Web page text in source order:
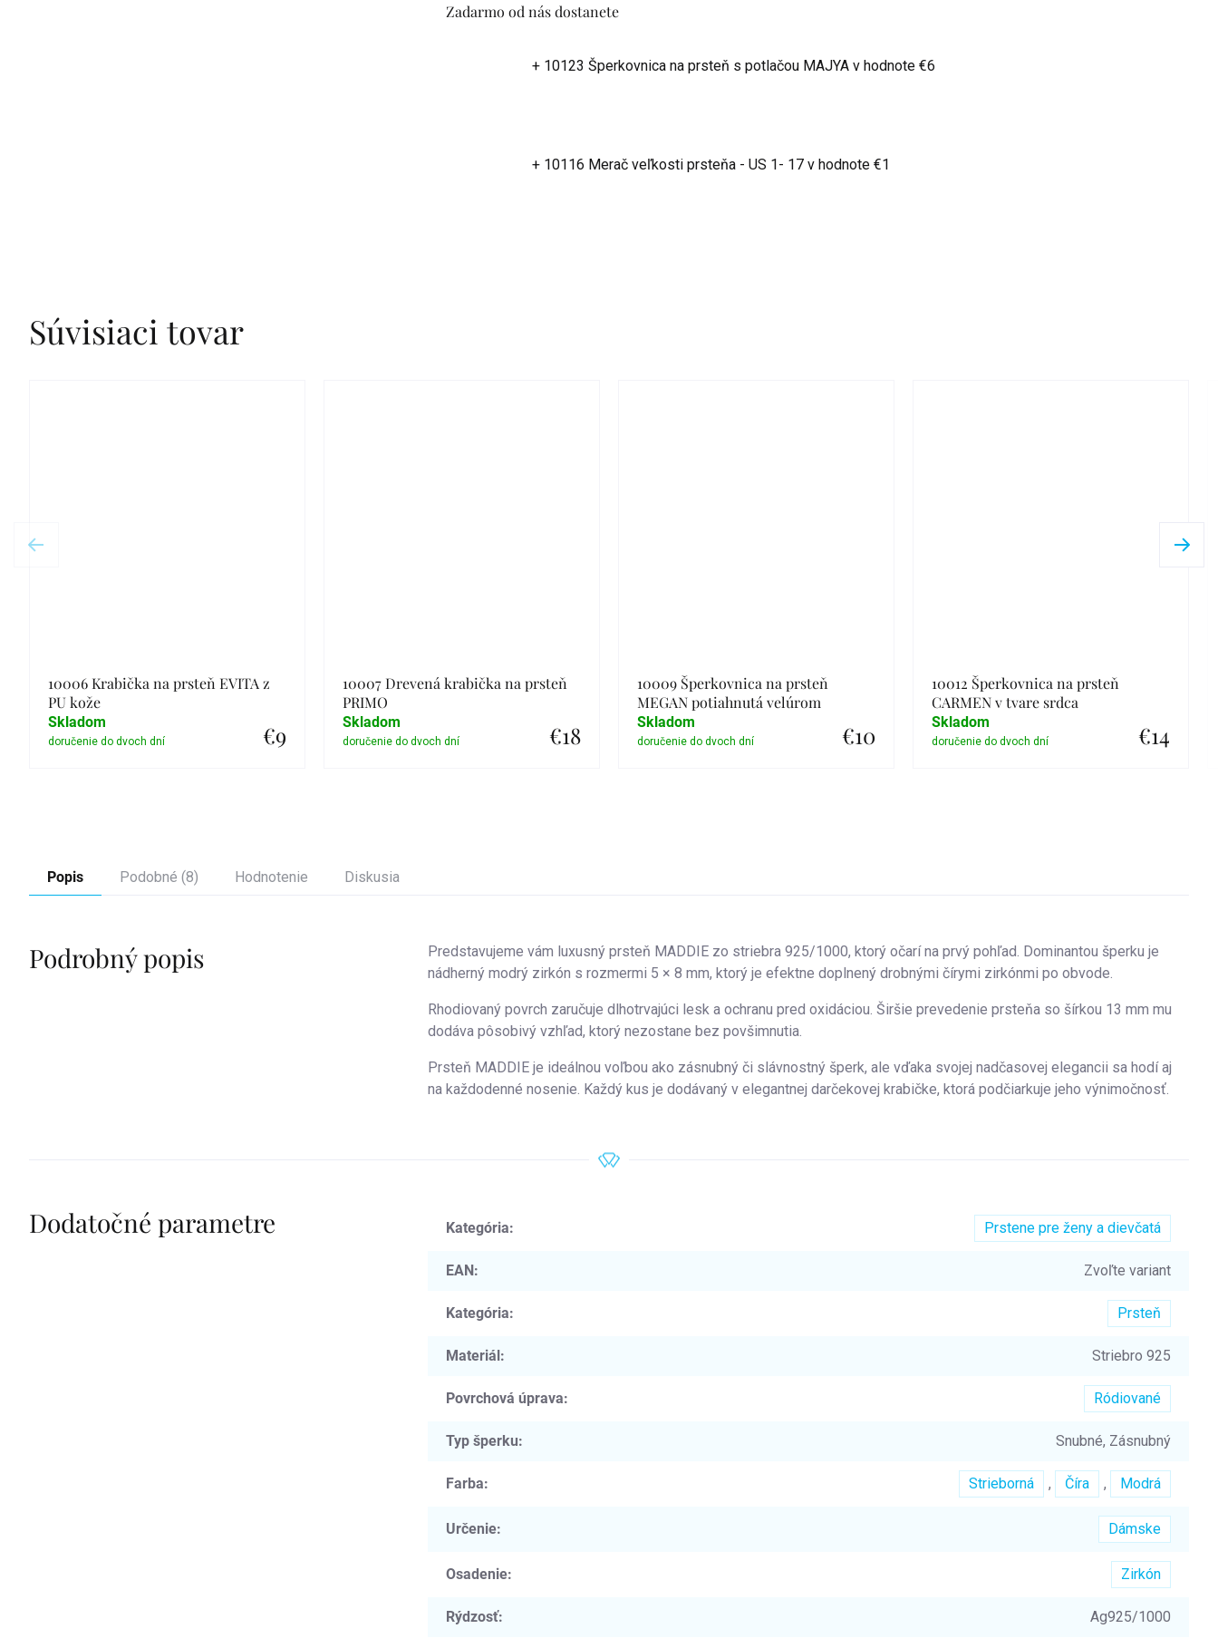
Zadarmo od nás dostanete
+ 10123 Šperkovnica na prsteň s potlačou MAJYA v hodnote €6
+ 10116 Merač veľkosti prsteňa - US 1- 17 v hodnote €1
Súvisiaci tovar
10006 Krabička na prsteň EVITA z
PU kože
€9
Skladom
10007 Drevená krabička na prsteň
PRIMO
€18
Skladom
10009 Šperkovnica na prsteň
MEGAN potiahnutá velúrom
€10
Skladom
10012 Šperkovnica na prsteň
CARMEN v tvare srdca
€14
Skladom
Popis Podobné (8) Hodnotenie Diskusia
Podrobný popis
Predstavujeme vám luxusný prsteň MADDIE zo striebra 925/1000, ktorý očarí na prvý pohľad. Dominantou šperku je
nádherný modrý zirkón s rozmermi 5 × 8 mm, ktorý je efektne doplnený drobnými čírymi zirkónmi po obvode.
Rhodiovaný povrch zaručuje dlhotrvajúci lesk a ochranu pred oxidáciou. Širšie prevedenie prsteňa so šírkou 13 mm mu
dodáva pôsobivý vzhľad, ktorý nezostane bez povšimnutia.
Prsteň MADDIE je ideálnou voľbou ako zásnubný či slávnostný šperk, ale vďaka svojej nadčasovej elegancii sa hodí aj
na každodenné nosenie. Každý kus je dodávaný v elegantnej darčekovej krabičke, ktorá podčiarkuje jeho výnimočnosť.
Dodatočné parametre Kategória: Prstene pre ženy a dievčatá
EAN: Zvoľte variant
Kategória: Prsteň
Materiál: Striebro 925
Povrchová úprava: Ródiované
Typ šperku: Snubné, Zásnubný
Farba: Strieborná , Číra , Modrá
Určenie: Dámske
Osadenie: Zirkón
Rýdzosť: Ag925/1000